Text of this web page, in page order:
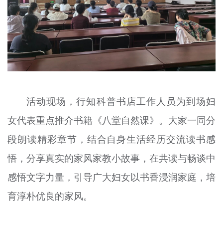
活动现场，行知科普书店工作人员为到场妇
女代表重点推介书籍《八堂自然课》。大家一同分
段朗读精彩章节，结合自身生活经历交流读书感
悟，分享真实的家风家教小故事，在共读与畅谈中
感悟文字力量，引导广大妇女以书香浸润家庭，培
育淳朴优良的家风。